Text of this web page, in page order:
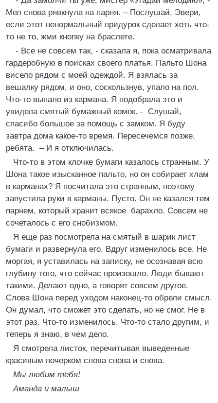
Мел снова рявкнула на парня. – Послушай, Эвери,
если этот ненормальный придурок сделает хоть что-
то не то, жми кнопку на браслете.
- Все не совсем так, - сказала я, пока осматривала
гардеробную в поисках своего платья. Пальто Шона
висело рядом с моей одеждой. Я взялась за
вешалку рядом, и оно, соскользнув, упало на пол.
Что-то выпало из кармана. Я подобрала это и
увидела смятый бумажный комок. - Слушай,
спасибо большое за помощь с замком. Я буду
завтра дома какое-то время. Пересечемся позже,
ребята. – И я отключилась.
Что-то в этом клочке бумаги казалось странным. У
Шона такое изысканное пальто, но он собирает хлам
в карманах? Я посчитала это странным, поэтому
запустила руки в карманы. Пусто. Он не казался тем
парнем, который хранит всякое барахло. Совсем не
сочеталось с его снобизмом.
Я еще раз посмотрела на смятый в шарик лист
бумаги и развернула его. Вдруг изменилось все. Не
моргая, я уставилась на записку, не осознавая всю
глубину того, что сейчас произошло. Люди бывают
такими. Делают одно, а говорят совсем другое.
Слова Шона перед уходом наконец-то обрели смысл.
Он думал, что сможет это сделать, но не смог. Не в
этот раз. Что-то изменилось. Что-то стало другим, и
теперь я знаю, в чем дело.
Я смотрела листок, перечитывая выведенные
красивым почерком слова снова и снова.
Мы любим тебя!
Аманда и малыш